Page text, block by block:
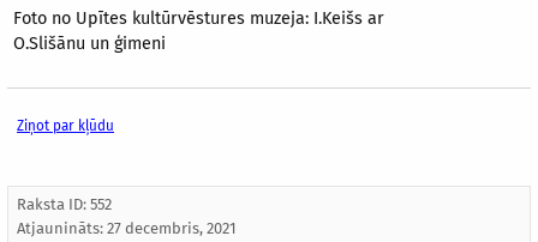
Foto no Upītes kultūrvēstures muzeja: I.Keišs ar
O.Slišānu un ģimeni
Ziņot par kļūdu
Raksta ID: 552
Atjaunināts: 27 decembris, 2021